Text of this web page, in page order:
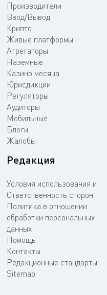
Производители
Ввод/Вывод
Крипто
Живые платформы
Агрегаторы
Наземные
Казино месяца
Юрисдикции
Регуляторы
Аудиторы
Мобильные
Блоги
Жалобы
Редакция
Условия использования и
Ответственность сторон
Политика в отношении
обработки персональных
данных
Помощь
Контакты
Редакционные стандарты
Sitemap